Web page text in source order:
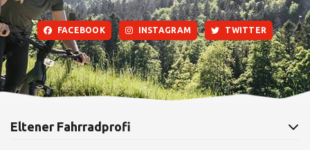
FACEBOOK INSTAGRAM TWITTER
Eltener Fahrradprofi